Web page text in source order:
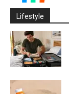
Lifestyle